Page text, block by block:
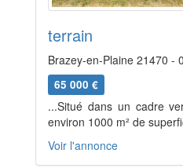
terrain
Brazey-en-Plaine 21470 - 0
65 000 €
...Situé dans un cadre
environ 1000 m² de
Voir l'annonce